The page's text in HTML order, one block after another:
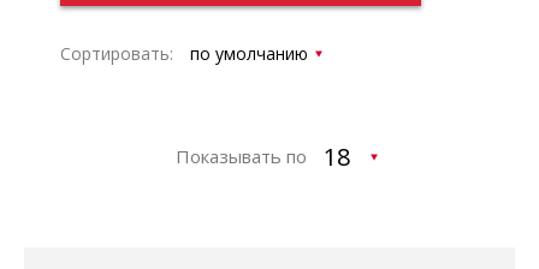
Сортировать:
Показывать по